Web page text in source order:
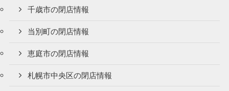
千歳市の閉店情報
当別町の閉店情報
恵庭市の閉店情報
札幌市中央区の閉店情報